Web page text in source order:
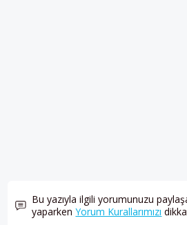
Bu yazıyla ilgili yorumunuzu
yaparkenYorum Kurallarımızı